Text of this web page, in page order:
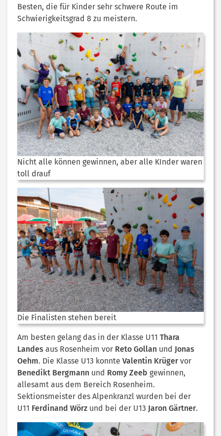
Besten, die für Kinder sehr schwere Route im
Schwierigkeitsgrad 8 zu meistern.
Nicht alle können gewinnen, aber alle KInder waren
toll drauf
Die Finalisten stehen bereit
Am besten gelang das in der Klasse U11 Thara
Landes aus Rosenheim vor Reto Gollan und Jonas
Oehm. Die Klasse U13 konnte Valentin Krügervor
Benedikt Bergmann und Romy Zeeb gewinnen,
allesamt aus dem Bereich Rosenheim.
Sektionsmeister des Alpenkranzl wurden bei der
U11 Ferdinand Wörz und bei der U13 Jaron Gärtner.